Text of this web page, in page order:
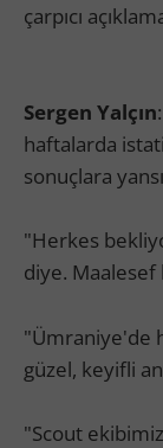
çarpıcı
Sergen Yalçın
haftalarda
sonuçlara
"Herkes
diye.
"Ümraniye'de
güzel, keyifli
"Scout